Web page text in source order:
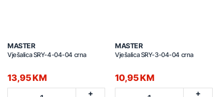
MASTER
Vješalica SRY-4-04-04 crna
13,95 KM
+
MASTER
Vješalica SRY-3-04-04 crna
10,95 KM
+